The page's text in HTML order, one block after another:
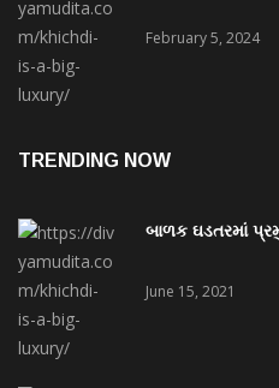
February 5, 2024
TRENDING NOW
બાળક ઘડતરમાં
June 15, 2021